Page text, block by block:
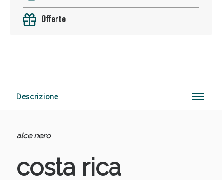
Offerte
Descrizione
alce nero
costa rica
Anticellulite e Fanghi: Sconto fino al 40% valido